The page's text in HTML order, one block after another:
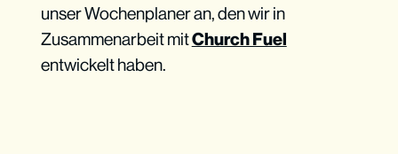
unser Wochenplaner an, den wir in
Zusammenarbeit mitChurch Fuel
entwickelt haben.